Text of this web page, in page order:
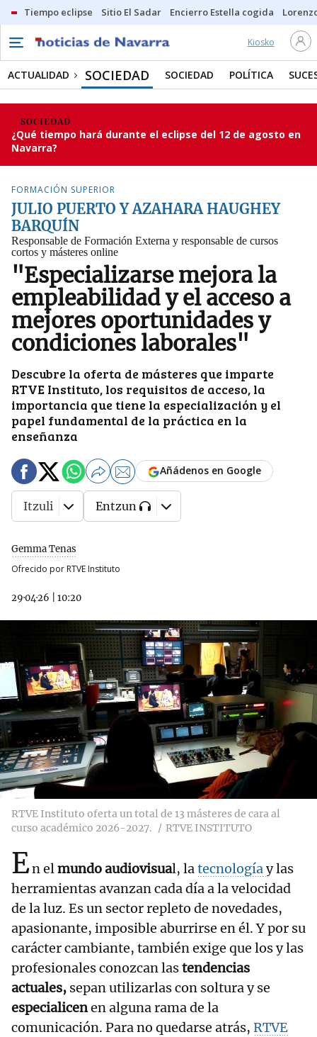
Tiempo eclipse Sitio El Sadar Encierro Estella cogida
Kiosko
ACTUALIDAD SOCIEDAD SOCIEDAD POLÍTICA
SOCIEDAD
¿Qué tiempo hará durante el eclipse del 12 de agosto en
Navarra?
FORMACIÓN SUPERIOR
JULIO PUERTO Y AZAHARA HAUGHEY
BARQUÍN
Responsable de Formación Externa y responsable de cursos
cortos y másteres online
"Especializarse mejora la
empleabilidad y el acceso a
mejores oportunidades y
condiciones laborales"
Descubre la oferta de másteres que imparte
RTVE Instituto, los requisitos de acceso, la
importancia que tiene la especialización y el
papel fundamental de la práctica en la
enseñanza
Gemma Tenas
Ofrecido por RTVE Instituto
29·04·26 10:20
Añádenos en Google
Itzuli Entzun
RTVE Instituto oferta un total de 13 másteres de cara al
curso académico 2026-2027.
RTVE INSTITUTO
En elmundo audiovisual, latecnologíay las
herramientas avanzan cada día a la velocidad
de la luz. Es un sector repleto de novedades,
apasionante, imposible aburrirse en él. Y por su
carácter cambiante, también exige que los y las
profesionales conozcan lastendencias
actuales, sepan utilizarlas con soltura y se
especialicenen alguna rama de la
comunicación. Para no quedarse atrás, RTVE